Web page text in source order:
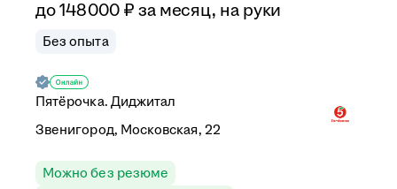
до148 000 ₽ за месяц, на руки
Без опыта
Пятёрочка. Диджитал
Звенигород, Московская, 22
Можно без резюме